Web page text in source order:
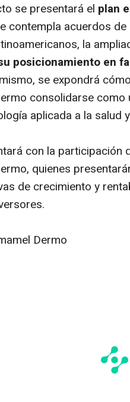
se presentará el plan
contempla acuerdos
la
posicionamiento en
se expondrá
consolidarse
aplicada a la salud
con la
quienes
de crecimiento y
Dermo